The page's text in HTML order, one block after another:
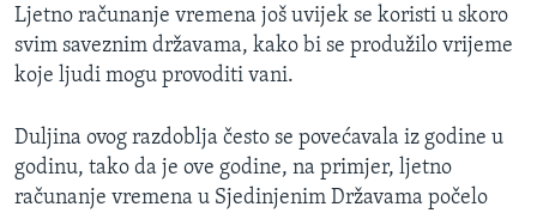
Ljetno računanje vremena još uvijek se koristi u skoro
svim saveznim državama, kako bi se produžilo vrijeme
koje ljudi mogu provoditi vani.
Duljina ovog razdoblja često se povećavala iz godine u
godinu, tako da je ove godine, na primjer, ljetno
računanje vremena u Sjedinjenim Državama počelo